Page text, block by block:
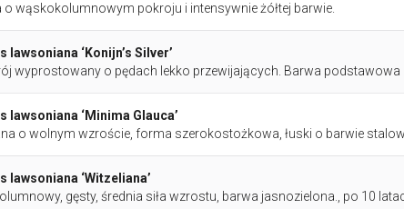
wąskokolumnowym pokroju i intensywnie żółtej barwie.
lawsoniana ‘Konijn’s Silver’
wyprostowany o pędach lekko przewijających. Barwa podstawowa
lawsoniana ‘Minima Glauca’
o wolnym wzroście, forma szerokostożkowa, łuski o barwie
lawsoniana ‘Witzeliana’
gęsty, średnia siła wzrostu, barwa jasnozielona., po 10